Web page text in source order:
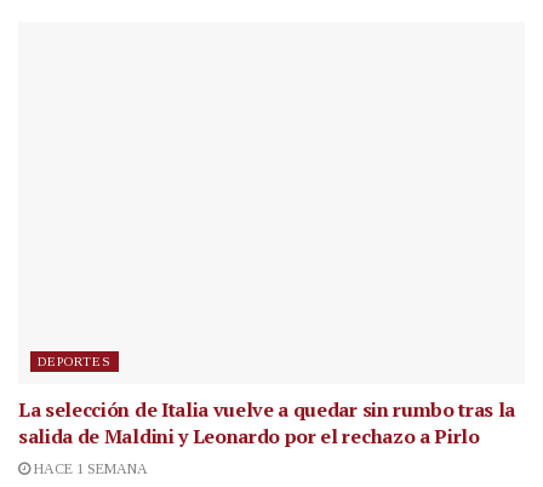
DEPORTES
La selección de Italia vuelve a quedar sin rumbo tras la
salida de Maldini y Leonardo por el rechazo a Pirlo
HACE 1 SEMANA